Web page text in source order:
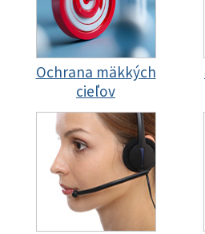
Ochrana mäkkých
cieľov